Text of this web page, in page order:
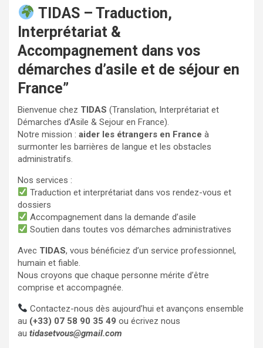
TIDAS – Traduction,
Interprétariat &
Accompagnement dans vos
démarches d’asile et de séjour en
France”
Bienvenue chez TIDAS (Translation, Interprétariat et
Démarches d’Asile & Sejour en France).
Notre mission : aider les étrangers en France à
surmonter les barrières de langue et les obstacles
administratifs.
Nos services :
Traduction et interprétariat dans vos rendez-vous et
dossiers
Accompagnement dans la demande d’asile
Soutien dans toutes vos démarches administratives
Avec TIDAS, vous bénéficiez d’un service professionnel,
humain et fiable.
Nous croyons que chaque personne mérite d’être
comprise et accompagnée.
Contactez-nous dès aujourd’hui et avançons ensemble
au (+33) 07 58 90 35 49 ou écrivez nous
au tidasetvous@gmail.com